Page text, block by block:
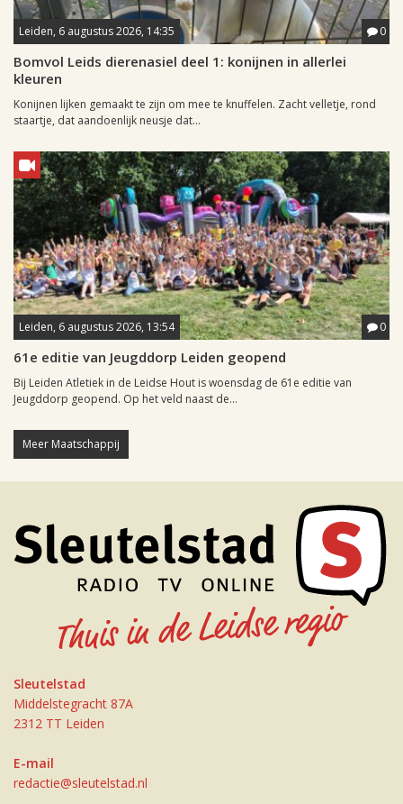
Leiden, 6 augustus 2026, 14:35 0
Bomvol Leids dierenasiel deel 1: konijnen in allerlei
kleuren
Konijnen lijken gemaakt te zijn om mee te knuffelen. Zacht velletje, rond
staartje, dat aandoenlijk neusje dat...
Leiden, 6 augustus 2026, 13:54 0
61e editie van Jeugddorp Leiden geopend
Bij Leiden Atletiek in de Leidse Hout is woensdag de 61e editie van
Jeugddorp geopend. Op het veld naast de...
Meer Maatschappij
Sleutelstad
Middelstegracht 87A
2312 TT Leiden
E-mail
redactie@sleutelstad.nl